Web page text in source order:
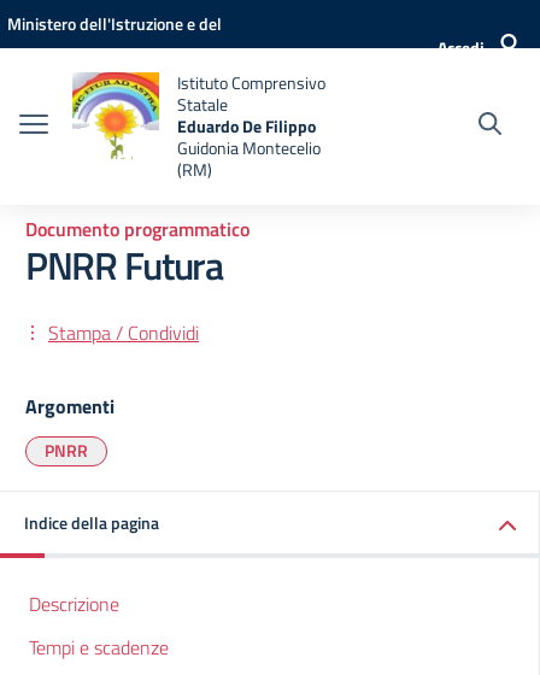
Vai ai contenuti
Vai al menu di navigazione
Vai al footer
Ministero dell'Istruzione e del
Accedi
Istituto Comprensivo
Statale
Eduardo De Filippo
Guidonia Montecelio
(RM)
Documento programmatico
PNRR Futura
Stampa / Condividi
Argomenti
PNRR
Indice della pagina
Descrizione
Tempi e scadenze